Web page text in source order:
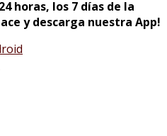
horas, los 7 días de la
y descarga nuestra App!